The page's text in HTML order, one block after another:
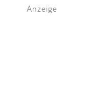
Anzeige